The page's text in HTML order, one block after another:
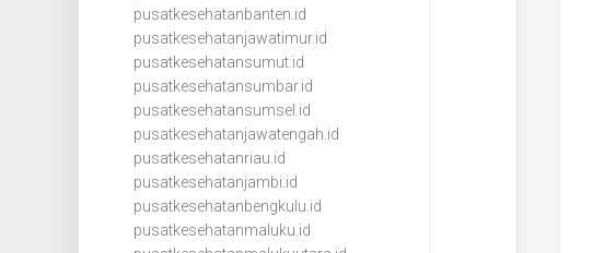
pusatkesehatanbanten.id
pusatkesehatanjawatimur.id
pusatkesehatansumut.id
pusatkesehatansumbar.id
pusatkesehatansumsel.id
pusatkesehatanjawatengah.id
pusatkesehatanriau.id
pusatkesehatanjambi.id
pusatkesehatanbengkulu.id
pusatkesehatanmaluku.id